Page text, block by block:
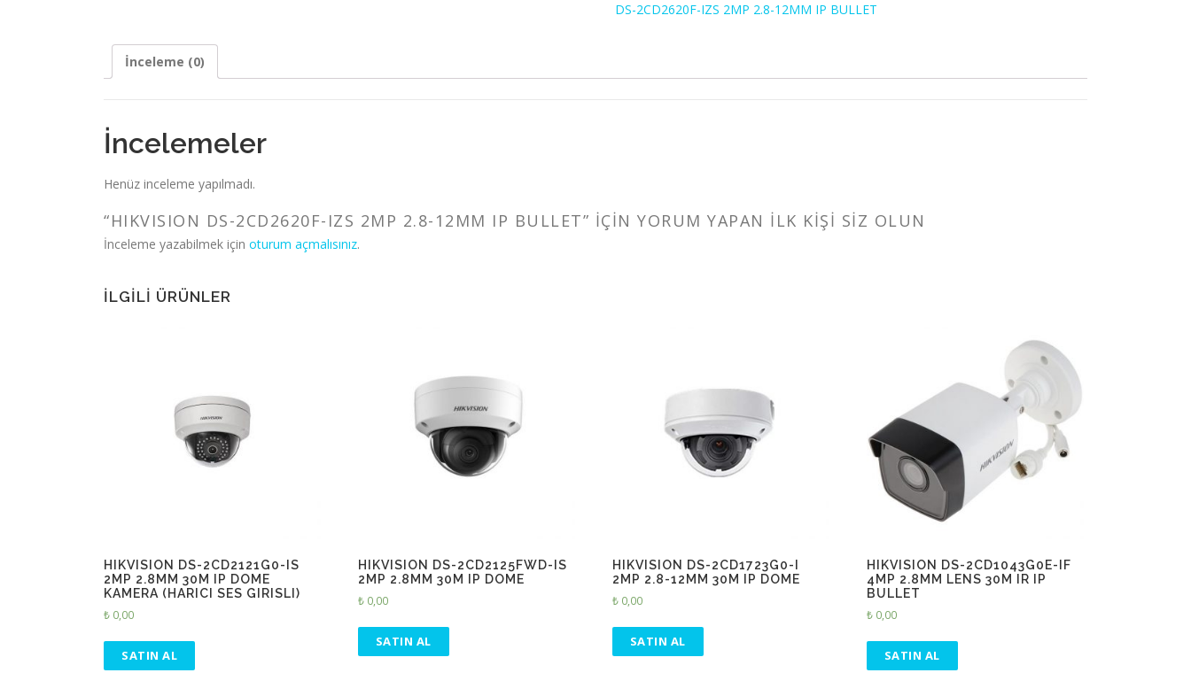
DS-2CD2620F-IZS 2MP 2.8-12MM IP BULLET
İnceleme (0)
İncelemeler
Henüz inceleme yapılmadı.
“HIKVISION DS-2CD2620F-IZS 2MP 2.8-12MM IP BULLET” IÇIN YORUM YAPAN ILK KIŞI SIZ OLUN
İnceleme yazabilmek için oturum açmalısınız.
İLGILI ÜRÜNLER
HIKVISION DS-2CD2121G0-IS
2MP 2.8MM 30M IP DOME
KAMERA (HARICI SES GIRISLI)
₺ 0,00
SATIN AL
HIKVISION DS-2CD2125FWD-IS
2MP 2.8MM 30M IP DOME
₺0,00
SATIN AL
HIKVISION DS-2CD1723G0-I
2MP 2.8-12MM 30M IP DOME
₺0,00
SATIN AL
HIKVISION DS-2CD1043G0E-IF
4MP 2.8MM LENS 30M IR IP
BULLET
₺0,00
SATIN AL